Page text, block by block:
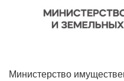
Министерство